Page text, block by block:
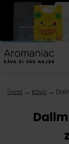
Úvod Káva